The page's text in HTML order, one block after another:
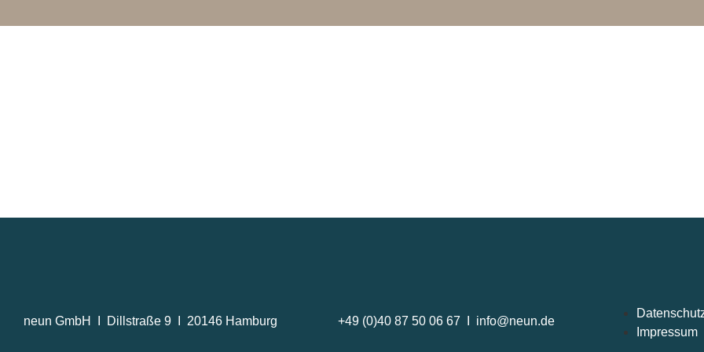
neun GmbH I Dillstraße 9 I 20146 Hamburg +49 (0)40 87 50 06 67 I info@neun.de
Impressum